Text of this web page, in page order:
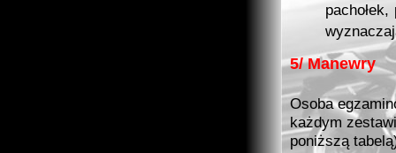
pachołek,
5/ Manewry
Osoba
każdym
poniższą